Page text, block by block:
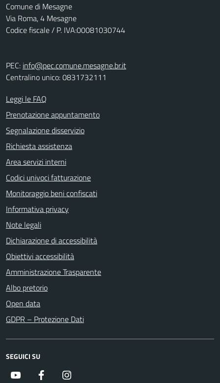
Comune di Mesagne
Via Roma, 4 Mesagne
Codice fiscale / P. IVA:00081030744
PEC: info@pec.comune.mesagne.br.it
Centralino unico: 0831732111
Leggi le FAQ
Prenotazione appuntamento
Segnalazione disservizio
Richiesta assistenza
Area servizi interni
Codici univoci fatturazione
Monitoraggio beni confiscati
Informativa privacy
Note legali
Dichiarazione di accessibilità
Obiettivi accessibilità
Amministrazione Trasparente
Albo pretorio
Open data
GDPR – Protezione Dati
SEGUICI SU
Youtube Facebook